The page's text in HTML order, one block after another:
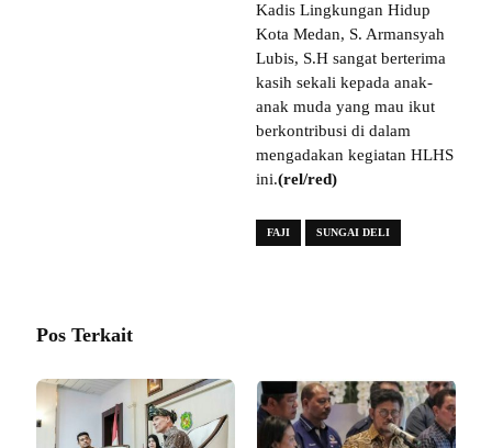
Kadis Lingkungan Hidup
Kota Medan, S. Armansyah
Lubis, S.H sangat berterima
kasih sekali kepada anak-
anak muda yang mau ikut
berkontribusi di dalam
mengadakan kegiatan HLHS
ini.(rel/red)
FAJI SUNGAI DELI
Pos Terkait